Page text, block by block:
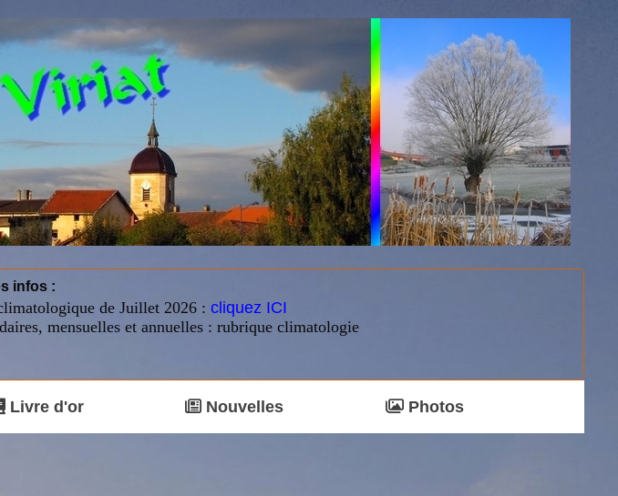
infos :
de Juillet 2026 : cliquez ICI
mensuelles et annuelles : rubrique climatologie
Livre d'or Nouvelles Photos